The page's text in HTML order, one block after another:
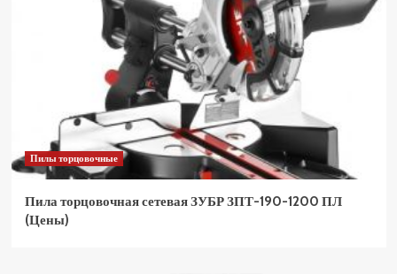
Пилы торцовочные
Пила торцовочная сетевая ЗУБР ЗПТ-190-1200 ПЛ
(Цены)